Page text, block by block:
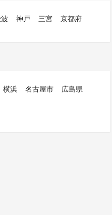
神戸 三宮 京都府
横浜 名古屋市
広島県